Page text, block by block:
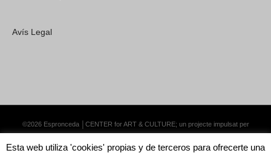
Avís Legal
©2026 Espronceda │CENTER for ART & CULTURE; un projecte impulsat per
Esta web utiliza 'cookies' propias y de terceros para ofrecerte una